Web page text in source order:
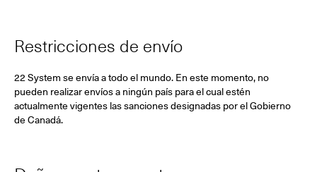
Restricciones de envío
22 System se envía a todo el mundo. En este momento, no
pueden realizar envíos a ningún país para el cual estén
actualmente vigentes las sanciones designadas por el Gobierno
de Canadá.